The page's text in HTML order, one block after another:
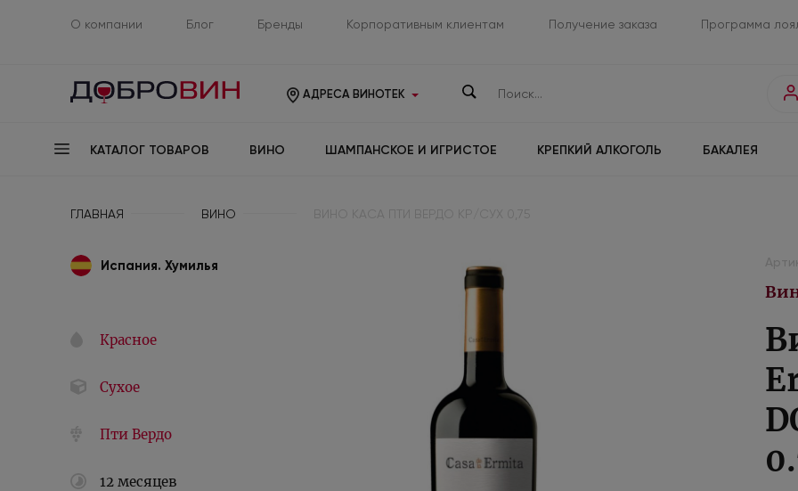
О компании Блог Бренды Корпоративным клиентам Получение заказа Программа
АДРЕСА ВИНОТЕК
КАТАЛОГ ТОВАРОВ ВИНО ШАМПАНСКОЕ И ИГРИСТОЕ КРЕПКИЙ АЛКОГОЛЬ БАКАЛЕЯ
ГЛАВНАЯ ВИНО
Испания. Хумилья
Красное
Сухое
Пти Вердо
12 месяцев